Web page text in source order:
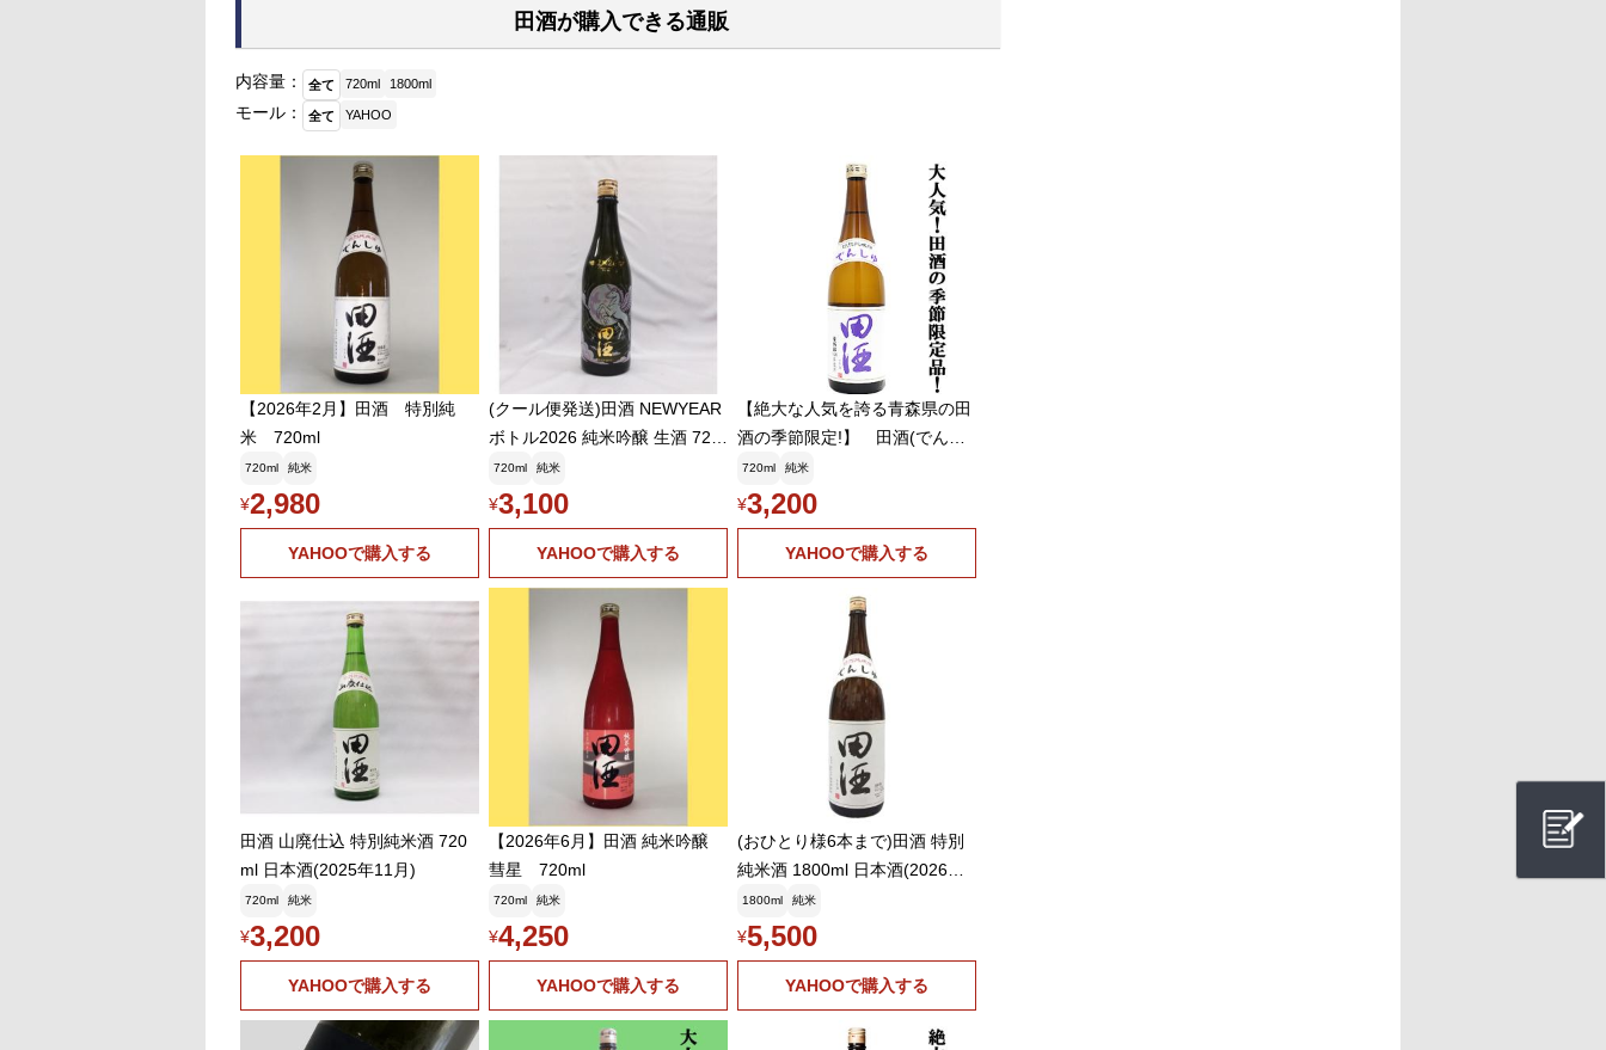
田酒が購入できる通販
内容量： 全て 720ml 1800ml
モール： 全て YAHOO
【2026年2月】田酒 特別純
米 720ml
720ml 純米
¥2,980
YAHOOで購入する
(クール便発送)田酒 NEWYEAR
ボトル2026 純米吟醸 生酒 720
ml日本酒 干支ラベル(2025年12
月)
720ml 純米
¥3,100
YAHOOで購入する
【絶大な人気を誇る青森県の田
酒の季節限定!】 田酒(でんし
ゅ) 特別純米酒 古城錦(こじ
ょうにしき) 精米歩合55% 7
20ml(四合瓶)(クール便推奨)(k)
720ml 純米
¥3,200
YAHOOで購入する
田酒 山廃仕込 特別純米酒 720
ml 日本酒(2025年11月)
720ml 純米
¥3,200
YAHOOで購入する
【2026年6月】田酒 純米吟醸
彗星 720ml
720ml 純米
¥4,250
YAHOOで購入する
(おひとり様6本まで)田酒 特別
純米酒 1800ml 日本酒(2026年1
月)
1800ml 純米
¥5,500
YAHOOで購入する